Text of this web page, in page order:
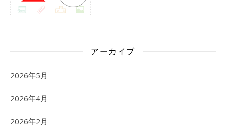
アーカイブ
2026年5月
2026年4月
2026年2月